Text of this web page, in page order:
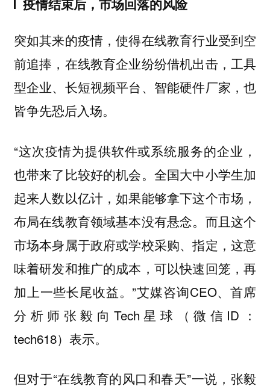
疫情结束后，市场回落的风险
突如其来的疫情，使得在线教育行业受到空
前追捧，在线教育企业纷纷借机出击，工具
型企业、长短视频平台、智能硬件厂家，也
皆争先恐后入场。
“这次疫情为提供软件或系统服务的企业，
也带来了比较好的机会。全国大中小学生加
起来人数以亿计，如果能够拿下这个市场，
布局在线教育领域基本没有悬念。而且这个
市场本身属于政府或学校采购、指定，这意
味着研发和推广的成本，可以快速回笼，再
加上一些长尾收益。”艾媒咨询CEO、首席
分析师张毅向Tech星球（微信ID：
tech618）表示。
但对于“在线教育的风口和春天”一说，张毅